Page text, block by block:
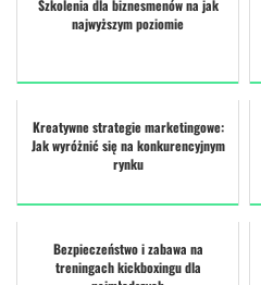
Szkolenia dla biznesmenów na jak
najwyższym poziomie
Kreatywne strategie marketingowe:
Jak wyróżnić się na konkurencyjnym
rynku
Bezpieczeństwo i zabawa na
treningach kickboxingu dla